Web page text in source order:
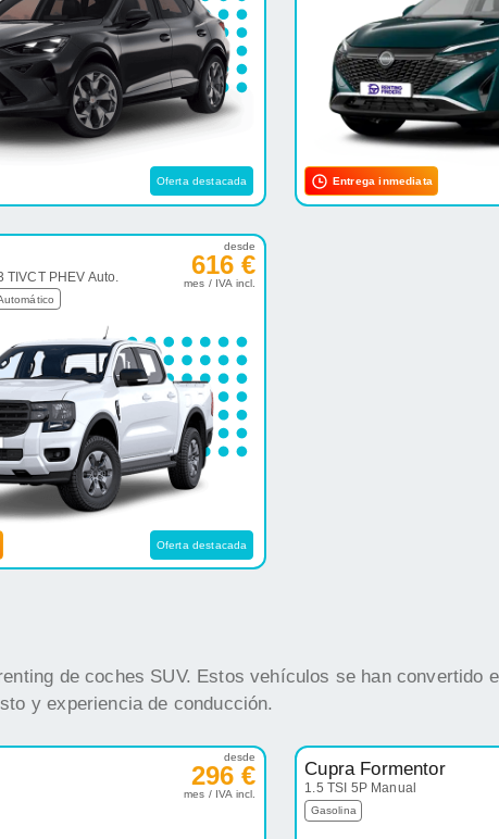
Oferta destacada Entrega inmediata
PHEV Auto.
desde
616 €
mes / IVA incl.
Oferta destacada
de coches SUV. Estos vehículos se han convertido
y experiencia de conducción.
desde
296 €
mes / IVA incl.
Cupra Formentor
1.5 TSI 5P Manual
Gasolina